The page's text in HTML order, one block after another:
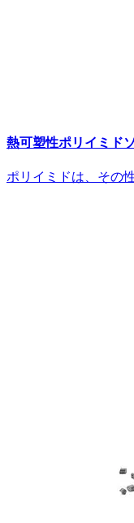
熱可塑性ポリイミド
ポリイミドは、その